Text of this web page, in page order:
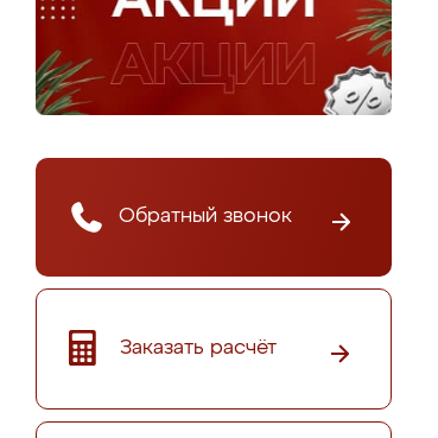
Обратный звонок
Заказать расчёт